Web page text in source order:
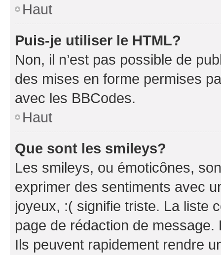
Haut
Puis-je utiliser le HTML?
Non, il n’est pas possible de
des mises en forme permises
avec les BBCodes.
Haut
Que sont les smileys?
Les smileys, ou émoticônes,
exprimer des sentiments avec
joyeux, :( signifie triste. La liste
page de rédaction de
Ils peuvent rapidement rendre